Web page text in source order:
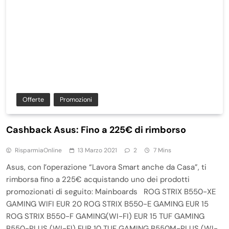
Offerte Promozioni
Cashback Asus: Fino a 225€ di rimborso
RisparmiaOnline 13 Marzo 2021 2 7 Mins
Asus, con l’operazione “Lavora Smart anche da Casa”, ti
rimborsa fino a 225€ acquistando uno dei prodotti
promozionati di seguito: Mainboards ROG STRIX B550-XE
GAMING WIFI EUR 20 ROG STRIX B550-E GAMING EUR 15
ROG STRIX B550-F GAMING(WI-FI) EUR 15 TUF GAMING